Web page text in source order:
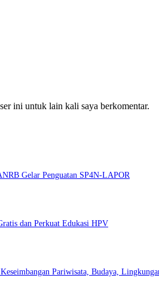
ini untuk lain kali saya berkomentar.
Gelar Penguatan SP4N-LAPOR
dan Perkuat Edukasi HPV
Pariwisata, Budaya,